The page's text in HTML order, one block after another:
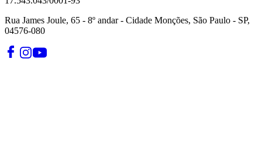
Rua James Joule, 65 - 8º andar - Cidade Monções, São Paulo - SP,
04576-080